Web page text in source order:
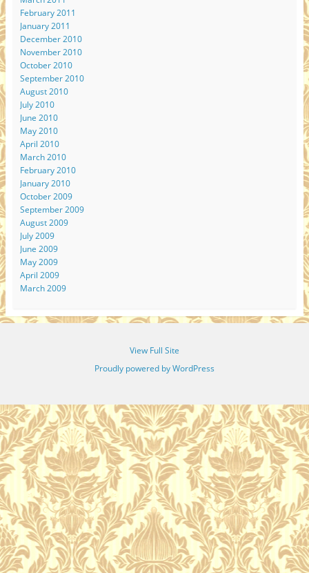
February 2011
January 2011
December 2010
November 2010
October 2010
September 2010
August 2010
July 2010
June 2010
May 2010
April 2010
March 2010
February 2010
January 2010
October 2009
September 2009
August 2009
July 2009
June 2009
May 2009
April 2009
March 2009
View Full Site
Proudly powered by WordPress